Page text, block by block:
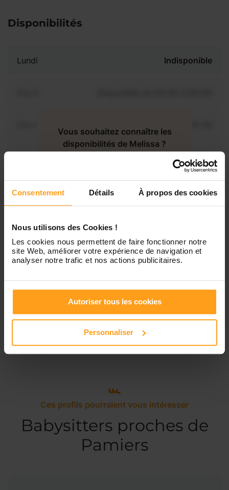
Consentement Détails À propos des cookies
Nous utilisons des Cookies !
Les cookies nous permettent de faire fonctionner notre
site Web, améliorer votre expérience de navigation et
analyser notre trafic et nos actions publicitaires.
Autoriser tous les cookies
Personnaliser
Disponibilités
Lundi Indisponible
Disponible de 00:00 à 00:00
Vendredi Disponible de 00:00 à 00:00
Dimanche Disponible de 00:00 à 00:00
Vous souhaitez connaître les
disponibilités de Melissa ?
Services proposés
Garde d’enfants
Ces profils pourraient vous intéresser
Babysitters proches de
Pamiers